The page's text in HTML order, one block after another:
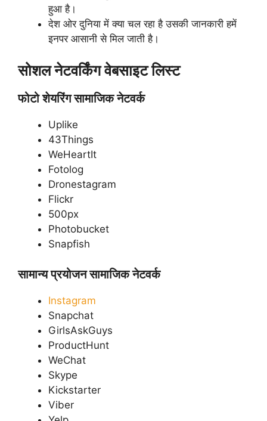
हुआ है।
देश ओर दुनिया में क्या चल रहा है उसकी जानकारी हमें
इनपर आसानी से मिल जाती है।
सोशल नेटवर्किंग वेबसाइट लिस्ट
फोटो शेयरिंग सामाजिक नेटवर्क
Uplike
43Things
WeHeartIt
Fotolog
Dronestagram
Flickr
500px
Photobucket
Snapfish
सामान्य प्रयोजन सामाजिक नेटवर्क
Instagram
Snapchat
GirlsAskGuys
ProductHunt
WeChat
Skype
Kickstarter
Viber